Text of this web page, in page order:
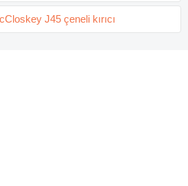
J45 çeneli kırıcı